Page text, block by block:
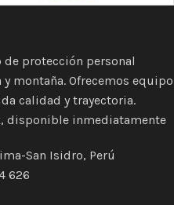
protección personal
montaña. Ofrecemos equipo
calidad y trayectoria.
disponible inmediatamente
San Isidro, Perú
626